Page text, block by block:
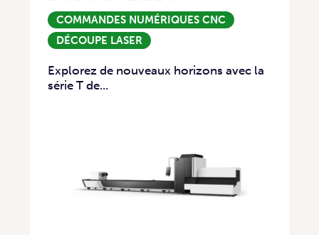
COMMANDES NUMÉRIQUES CNC
DÉCOUPE LASER
Explorez de nouveaux horizons avec la
série T de...